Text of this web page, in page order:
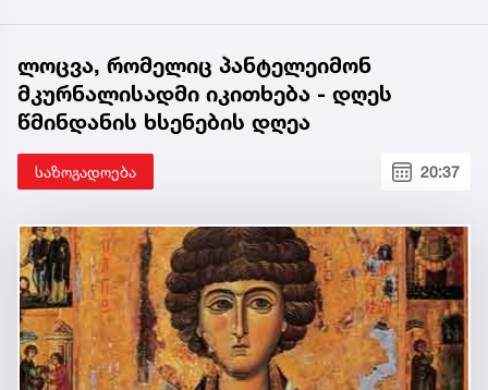
ლოცვა, რომელიც პანტელეიმონ
მკურნალისადმი იკითხება - დღეს
წმინდანის ხსენების დღეა
საზოგადოება 20:37